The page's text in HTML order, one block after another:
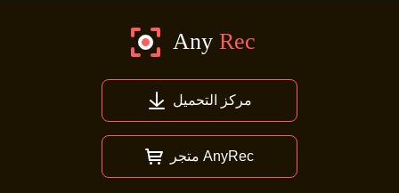
مركز التحميل
متجر AnyRec